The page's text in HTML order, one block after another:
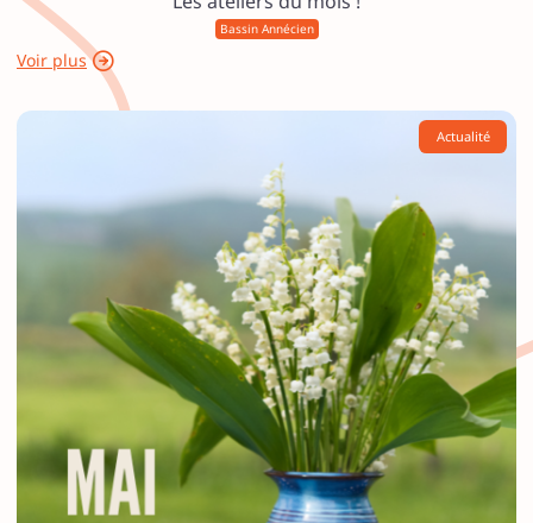
Bassin Annécien
Voir plus
Actualité